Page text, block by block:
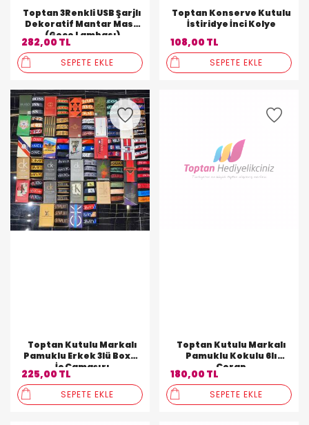
Toptan 3Renkli USB Şarjlı
Dekoratif Mantar Masa
(Gece Lambası)
282,00 TL
SEPETE EKLE
Toptan Konserve Kutulu
İstiridye İnci Kolye
108,00 TL
SEPETE EKLE
Toptan Kutulu Markalı
Pamuklu Erkek 3lü Boxer
İç Çamaşırı
225,00 TL
SEPETE EKLE
Toptan Kutulu Markalı
Pamuklu Kokulu 6lı
Çorap
180,00 TL
SEPETE EKLE